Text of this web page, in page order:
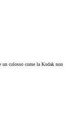
un colosso come la Kodak non